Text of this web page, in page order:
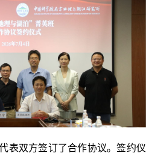
表双方签订了合作协议。签约仪